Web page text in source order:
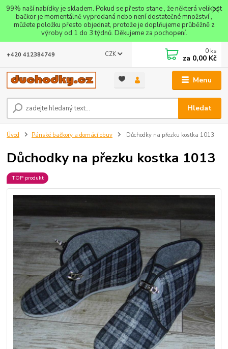
99% naší nabídky je skladem. Pokud se přesto stane , že některá velikost
bačkor je momentálně vyprodaná nebo není dostatečné množství ,
můžete položku přesto objednat, protože je doplňujeme průběžně z
výroby od 1 do 3 týdnů. Děkujeme za pochopení.
Menu
CZK
Hledat
+420 412384749 0 ks
za 0,00 Kč
Úvod Pánské bačkory a domácí obuv Důchodky na přezku kostka 1013
Důchodky na přezku kostka 1013
TOP produkt